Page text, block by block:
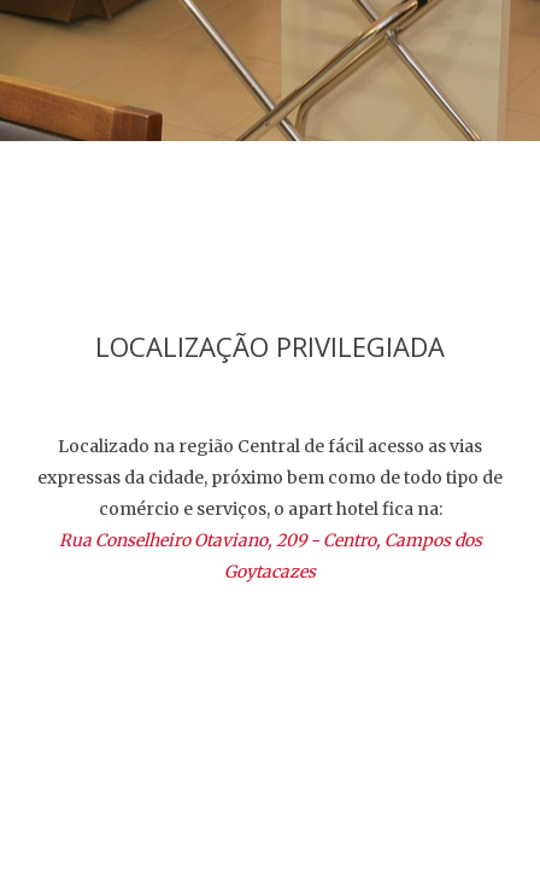
LOCALIZAÇÃO PRIVILEGIADA
Localizado na região Central de fácil acesso as vias
expressas da cidade, próximo bem como de todo tipo de
comércio e serviços, o apart hotel fica na:
Rua Conselheiro Otaviano, 209 - Centro, Campos dos
Goytacazes